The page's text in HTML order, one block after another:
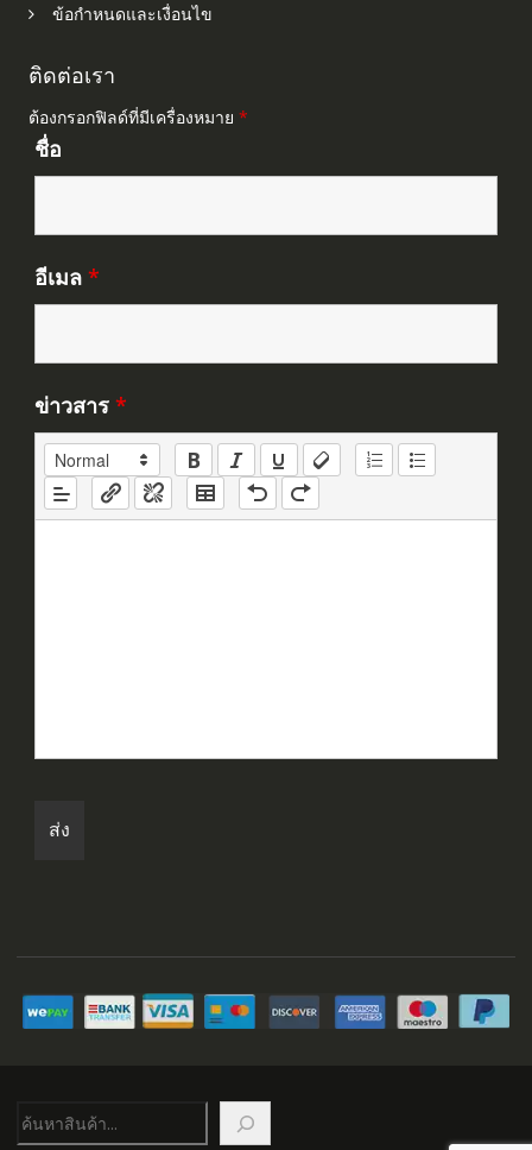
ข้อกำหนดและเงื่อนไข
ติดต่อเรา
ต้องกรอกฟิลด์ที่มีเครื่องหมาย *
ชื่อ
อีเมล *
ข่าวสาร *